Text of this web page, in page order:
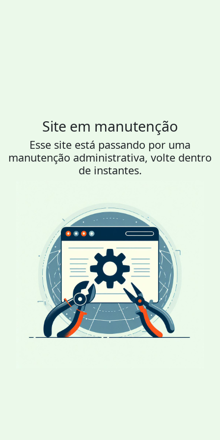
Site em manutenção
Esse site está passando por uma
manutenção administrativa, volte dentro
de instantes.